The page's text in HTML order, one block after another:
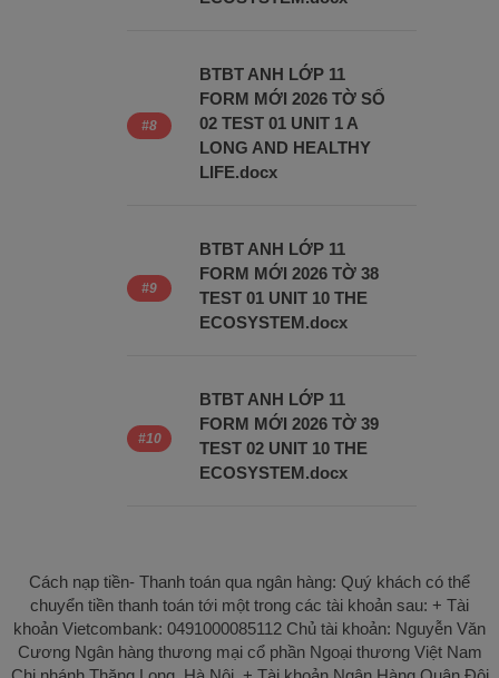
BTBT ANH LỚP 11
FORM MỚI 2026 TỜ SỐ
02 TEST 01 UNIT 1 A
LONG AND HEALTHY
LIFE.docx
BTBT ANH LỚP 11
FORM MỚI 2026 TỜ 38
TEST 01 UNIT 10 THE
ECOSYSTEM.docx
BTBT ANH LỚP 11
FORM MỚI 2026 TỜ 39
TEST 02 UNIT 10 THE
ECOSYSTEM.docx
Cách nạp tiền- Thanh toán qua ngân hàng: Quý khách có thể
chuyển tiền thanh toán tới một trong các tài khoản sau: + Tài
khoản Vietcombank: 0491000085112 Chủ tài khoản: Nguyễn Văn
Cương Ngân hàng thương mại cổ phần Ngoại thương Việt Nam